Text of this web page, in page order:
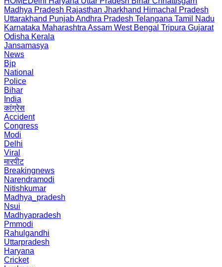
Madhya Pradesh Rajasthan Jharkhand Himachal Pradesh
Uttarakhand PunjabAndhra Pradesh Telangana Tamil Nadu
Karnataka Maharashtra Assam West Bengal Tripura Gujarat
Odisha Kerala
Jansamasya
News
Bjp
National
Police
Bihar
India
कांग्रेस
Accident
Congress
Modi
Delhi
Viral
मारपीट
Breakingnews
Narendramodi
Nitishkumar
Madhya_pradesh
Nsui
Madhyapradesh
Pmmodi
Rahulgandhi
Uttarpradesh
Haryana
Cricket